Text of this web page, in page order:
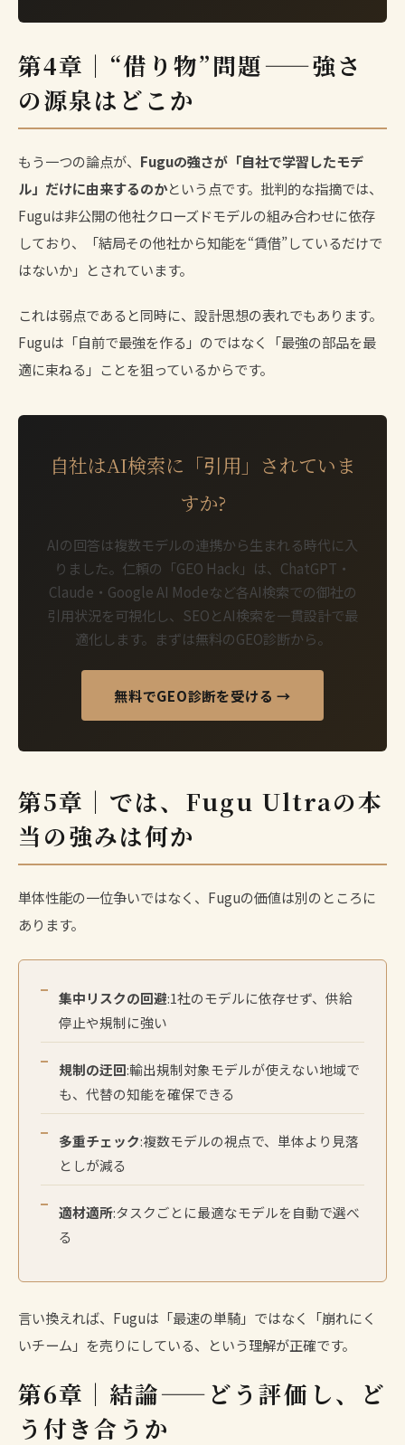
第4章｜“借り物”問題——強さ
の源泉はどこか
もう一つの論点が、 Fuguの強さが「自社で学習したモデ
ル」だけに由来するのかという点です。批判的な指摘では、
Fuguは非公開の他社クローズドモデルの組み合わせに依存
しており、「結局その他社から知能を“賃借”しているだけで
はないか」とされています。
これは弱点であると同時に、設計思想の表れでもあります。
Fuguは「自前で最強を作る」のではなく「最強の部品を最
適に束ねる」ことを狙っているからです。
自社はAI検索に「引用」されていま
すか?
AIの回答は複数モデルの連携から生まれる時代に入
りました。仁頼の「GEO Hack」は、ChatGPT・
Claude・Google AI Modeなど各AI検索での御社の
引用状況を可視化し、SEOとAI検索を一貫設計で最
適化します。まずは無料のGEO診断から。
無料でGEO診断を受ける →
第5章｜では、Fugu Ultraの本
当の強みは何か
単体性能の一位争いではなく、Fuguの価値は別のところに
あります。
集中リスクの回避:1社のモデルに依存せず、供給
停止や規制に強い
規制の迂回:輸出規制対象モデルが使えない地域で
も、代替の知能を確保できる
多重チェック:複数モデルの視点で、単体より見落
としが減る
適材適所:タスクごとに最適なモデルを自動で選べ
る
言い換えれば、Fuguは「最速の単騎」ではなく「崩れにく
いチーム」を売りにしている、という理解が正確です。
第6章｜結論——どう評価し、ど
う付き合うか